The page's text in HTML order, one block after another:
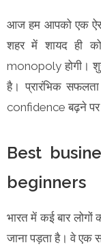
आज हम आपको एक
शहर में शायद ही
monopoly होगी।
है। प्रारंभिक
confidence बढ़ने
Best
beginners
भारत में कई बार
जाना पड़ता है। वे एक